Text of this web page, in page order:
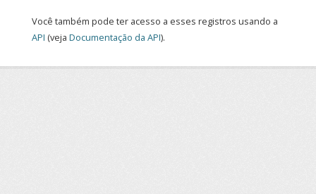
Você também pode ter acesso a esses registros usando a
API (veja Documentação da API).